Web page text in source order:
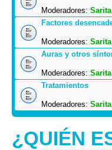
Moderadores: Sarita
Factores
Moderadores: Sarita
Auras y otros
Moderadores: Sarita
Tratamientos
Moderadores: Sarita
¿QUIÉN